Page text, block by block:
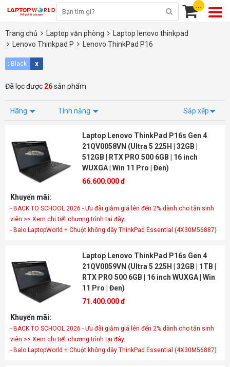
...
Trang chủ Laptop văn phòng
Laptop lenovo thinkpad
Lenovo Thinkpad P
Lenovo ThinkPad P16
: Black x
Đã lọc được 26sản phẩm
Hãng Tính năng Sắp xếp
Laptop Lenovo ThinkPad P16s Gen 4
21QV0058VN (Ultra 5 225H | 32GB |
512GB | RTX PRO 500 6GB | 16 inch
WUXGA | Win 11 Pro | Đen)
66.600.000 đ
Khuyến mãi:
- BACK TO SCHOOL 2026 - Ưu đãi giảm giá lên đến 2% dành cho tân sinh
viên >> Xem chi tiết chương trình tại đây.
- Balo LaptopWorld + Chuột không dây ThinkPad Essential (4X30M56887)
Laptop Lenovo ThinkPad P16s Gen 4
21QV0059VN (Ultra 5 225H | 32GB | 1TB |
RTX PRO 500 6GB | 16 inch WUXGA | Win
11 Pro | Đen)
71.400.000 đ
Khuyến mãi:
- BACK TO SCHOOL 2026 - Ưu đãi giảm giá lên đến 2% dành cho tân sinh
viên >> Xem chi tiết chương trình tại đây.
- Balo LaptopWorld + Chuột không dây ThinkPad Essential (4X30M56887)